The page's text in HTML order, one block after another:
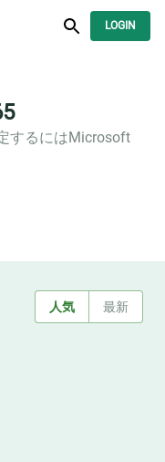
LOGIN
するにはMicrosoft
人気 最新